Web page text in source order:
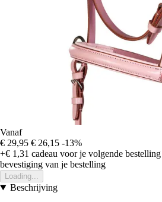
Vanaf
€ 29,95 € 26,15 -13%
+€ 1,31 cadeau voor je volgende bestelling
bevestiging van je bestelling
Loading...
Beschrijving